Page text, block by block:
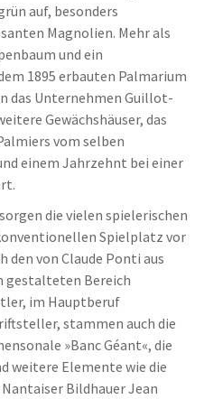
auf, besonders
Magnolien. Mehr als
und ein
1895 erbauten Palmarium
das Unternehmen Guillot-
Gewächshäuser, das
vom selben
einem Jahrzehnt bei einer
die vielen spielerischen
Spielplatz vor
den von Claude Ponti aus
gestalteten Bereich
im Hauptberuf
stammen auch die
»Banc Géant«, die
weitere Elemente wie die
Bildhauer Jean